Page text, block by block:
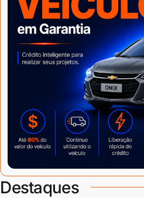
Destaques